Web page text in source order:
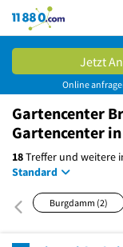
11880.com
Jetzt
Online
Gartencenter
Gartencenter
18Treffer und weitere
Standard
Burgdamm (2)